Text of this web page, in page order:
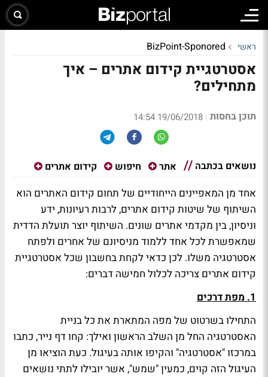
ראשי BizPoint-Sponored
אסטרטגיית קידום אתרים – איך
מתחילים?
תוכן בחסות |
19/06/2018 14:54
נושאים בכתבה אתר חיפוש קידום אתרים
אחד מן המאפיינים הייחודיים של תחום קידום האתרים הוא
השיתוף של שיטות קידום אתרים, לרבות רעיונות, ידע
וניסיון, בין מקדמי אתרים שונים. השיתוף יוצר תועלת הדדית
שמאפשרת לכל אחד ללמוד מניסיונם של אחרים ולפתח
אסטרטגיה משלו. לכן כדאי לקחת בחשבון שכל אסטרטגיית
קידום אתרים צריכה לכלול חמישה דברים:
1. מפת דרכים
התחילו בשרטוט של מפה המתארת את כל בניית
האסטרטגיה החל מן השלב הראשון ואילך: קחו דף נייר, כתבו
במרכזו "אסטרטגיה" והקיפו אותה בעיגול. כעת הוציאו מן
העיגול הזה קוים, כמעין "שמש", אשר יובילו לתתי נושאים